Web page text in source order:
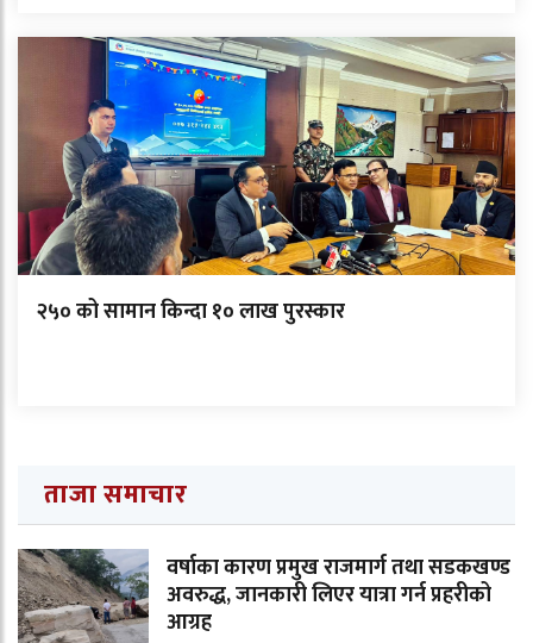
२५० को सामान किन्दा १० लाख पुरस्कार
ताजा समाचार
वर्षाका कारण प्रमुख राजमार्ग तथा सडकखण्ड
अवरुद्ध, जानकारी लिएर यात्रा गर्न प्रहरीको
आग्रह